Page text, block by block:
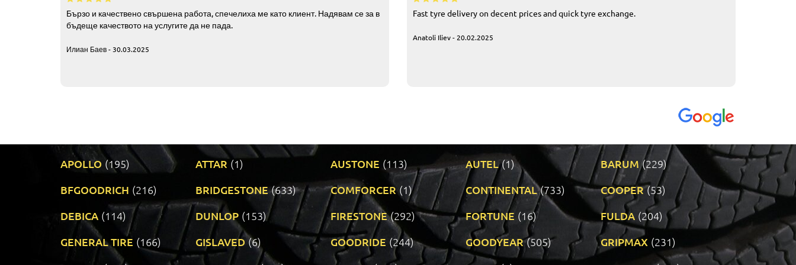
Бързо и качествено свършена работа, спечелиха ме като клиент. Надявам се за в
бъдеще качеството на услугите да не пада.
Илиан Баев - 30.03.2025
Fast tyre delivery on decent prices and quick tyre exchange.
Anatoli Iliev - 20.02.2025
APOLLO (195) ATTAR (1) AUSTONE (113) AUTEL (1) BARUM (229)
BFGOODRICH (216) BRIDGESTONE (633) COMFORCER (1) CONTINENTAL (733) COOPER (53)
DEBICA (114) DUNLOP (153) FIRESTONE (292) FORTUNE (16) FULDA (204)
GENERAL TIRE (166) GISLAVED (6) GOODRIDE (244) GOODYEAR (505) GRIPMAX (231)